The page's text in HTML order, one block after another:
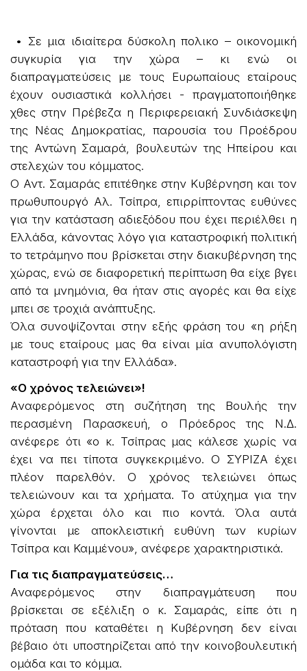
• Σε μια ιδιαίτερα δύσκολη πολικο – οικονομική
συγκυρία για την χώρα – κι ενώ οι
διαπραγματεύσεις με τους Ευρωπαίους εταίρους
έχουν ουσιαστικά κολλήσει - πραγματοποιήθηκε
χθες στην Πρέβεζα η Περιφερειακή Συνδιάσκεψη
της Νέας Δημοκρατίας, παρουσία του Προέδρου
της Αντώνη Σαμαρά, βουλευτών της Ηπείρου και
στελεχών του κόμματος.
Ο Αντ. Σαμαράς επιτέθηκε στην Κυβέρνηση και τον
πρωθυπουργό Αλ. Τσίπρα, επιρρίπτοντας ευθύνες
για την κατάσταση αδιεξόδου που έχει περιέλθει η
Ελλάδα, κάνοντας λόγο για καταστροφική πολιτική
το τετράμηνο που βρίσκεται στην διακυβέρνηση της
χώρας, ενώ σε διαφορετική περίπτωση θα είχε βγει
από τα μνημόνια, θα ήταν στις αγορές και θα είχε
μπει σε τροχιά ανάπτυξης.
Όλα συνοψίζονται στην εξής φράση του «η ρήξη
με τους εταίρους μας θα είναι μία ανυπολόγιστη
καταστροφή για την Ελλάδα».
«Ο χρόνος τελειώνει»!
Αναφερόμενος στη συζήτηση της Βουλής την
περασμένη Παρασκευή, ο Πρόεδρος της Ν.Δ.
ανέφερε ότι «ο κ. Τσίπρας μας κάλεσε χωρίς να
έχει να πει τίποτα συγκεκριμένο. Ο ΣΥΡΙΖΑ έχει
πλέον παρελθόν. Ο χρόνος τελειώνει όπως
τελειώνουν και τα χρήματα. Το ατύχημα για την
χώρα έρχεται όλο και πιο κοντά. Όλα αυτά
γίνονται με αποκλειστική ευθύνη των κυρίων
Τσίπρα και Καμμένου», ανέφερε χαρακτηριστικά.
Για τις διαπραγματεύσεις…
Αναφερόμενος στην διαπραγμάτευση που
βρίσκεται σε εξέλιξη ο κ. Σαμαράς, είπε ότι η
πρόταση που καταθέτει η Κυβέρνηση δεν είναι
βέβαιο ότι υποστηρίζεται από την κοινοβουλευτική
ομάδα και το κόμμα.